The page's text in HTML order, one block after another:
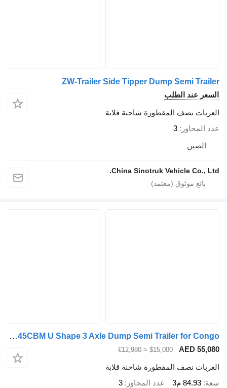
ZW-Trailer Side Tipper Dump Semi
عند الطلب
نصف المقطورة شاحنة قلابة
المحاور 3
الصين
China Sinotruk Vehicle Co.,
ZW-Trailer 45CBM U Shape 3 Axle Dump Semi Trailer for Congo
AED
$15,000
≈ €12,980
نصف المقطورة شاحنة قلابة
84.93 م3 عدد المحاور 3